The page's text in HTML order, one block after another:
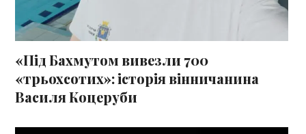
«Під Бахмутом вивезли 700
«трьохсотих»: історія вінничанина
Василя Коцеруби